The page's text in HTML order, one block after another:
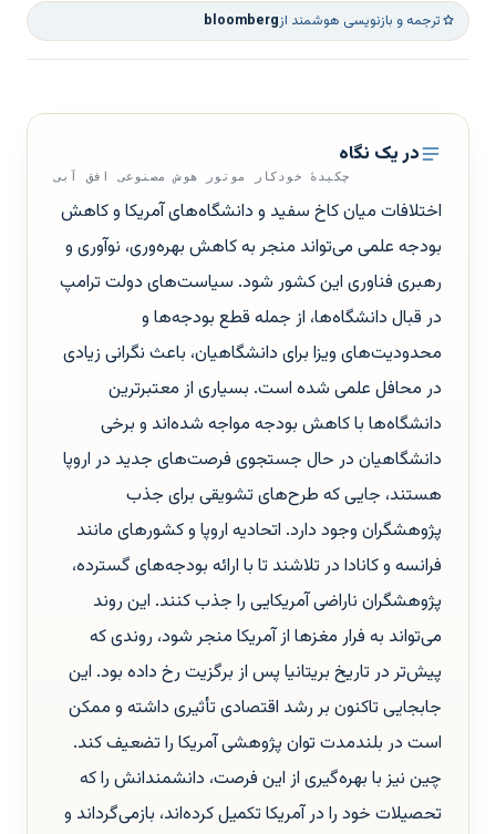
ترجمه و بازنویسی هوشمند ازbloomberg
در یک نگاه
چکیدهٔ خودکار موتور هوش مصنوعی افق آبی
اختلافات میان کاخ سفید و دانشگاه‌های آمریکا و کاهش
بودجه علمی می‌تواند منجر به کاهش بهره‌وری، نوآوری و
رهبری فناوری این کشور شود. سیاست‌های دولت ترامپ
در قبال دانشگاه‌ها، از جمله قطع بودجه‌ها و
محدودیت‌های ویزا برای دانشگاهیان، باعث نگرانی زیادی
در محافل علمی شده است. بسیاری از معتبرترین
دانشگاه‌ها با کاهش بودجه مواجه شده‌اند و برخی
دانشگاهیان در حال جستجوی فرصت‌های جدید در اروپا
هستند، جایی که طرح‌های تشویقی برای جذب
پژوهشگران وجود دارد. اتحادیه اروپا و کشورهای مانند
فرانسه و کانادا در تلاشند تا با ارائه بودجه‌های گسترده،
پژوهشگران ناراضی آمریکایی را جذب کنند. این روند
می‌تواند به فرار مغزها از آمریکا منجر شود، روندی که
پیش‌تر در تاریخ بریتانیا پس از برگزیت رخ داده بود. این
جابجایی تاکنون بر رشد اقتصادی تأثیری داشته و ممکن
است در بلندمدت توان پژوهشی آمریکا را تضعیف کند.
چین نیز با بهره‌گیری از این فرصت، دانشمندانش را که
تحصیلات خود را در آمریکا تکمیل کرده‌اند، بازمی‌گرداند و